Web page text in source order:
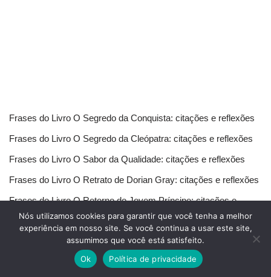
Frases do Livro O Segredo da Conquista: citações e reflexões
Frases do Livro O Segredo da Cleópatra: citações e reflexões
Frases do Livro O Sabor da Qualidade: citações e reflexões
Frases do Livro O Retrato de Dorian Gray: citações e reflexões
Frases do Livro O Retorno do Jovem Príncipe: citações e
reflexões
Nós utilizamos cookies para garantir que você tenha a melhor
experiência em nosso site. Se você continua a usar este site,
assumimos que você está satisfeito.
Ok
Política de privacidade